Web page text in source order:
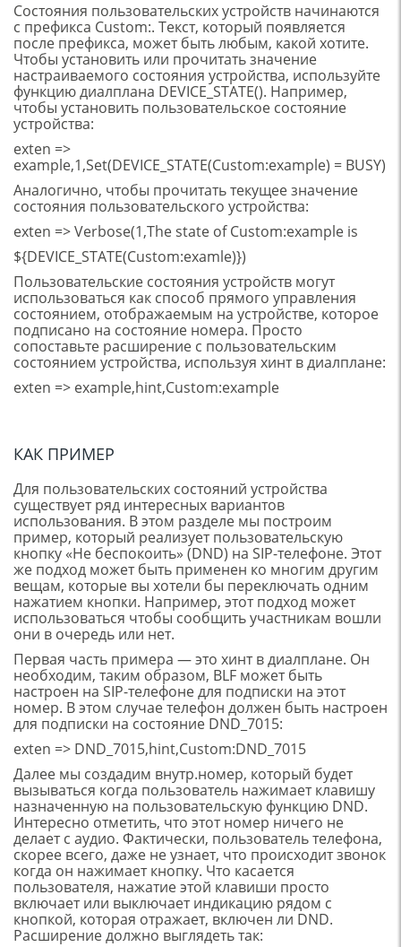
Состояния пользовательских устройств начинаются
с префикса Custom:. Текст, который появляется
после префикса, может быть любым, какой хотите.
Чтобы установить или прочитать значение
настраиваемого состояния устройства, используйте
функцию диалплана DEVICE_STATE(). Например,
чтобы установить пользовательское состояние
устройства:
exten =>
example,1,Set(DEVICE_STATE(Custom:example) = BUSY)
Аналогично, чтобы прочитать текущее значение
состояния пользовательского устройства:
exten => Verbose(1,The state of Custom:example is
${DEVICE_STATE(Custom:examle)})
Пользовательские состояния устройств могут
использоваться как способ прямого управления
состоянием, отображаемым на устройстве, которое
подписано на состояние номера. Просто
сопоставьте расширение с пользовательским
состоянием устройства, используя хинт в диалплане:
exten => example,hint,Custom:example
КАК ПРИМЕР
Для пользовательских состояний устройства
существует ряд интересных вариантов
использования. В этом разделе мы построим
пример, который реализует пользовательскую
кнопку «Не беспокоить» (DND) на SIP-телефоне. Этот
же подход может быть применен ко многим другим
вещам, которые вы хотели бы переключать одним
нажатием кнопки. Например, этот подход может
использоваться чтобы сообщить участникам вошли
они в очередь или нет.
Первая часть примера — это хинт в диалплане. Он
необходим, таким образом, BLF может быть
настроен на SIP-телефоне для подписки на этот
номер. В этом случае телефон должен быть настроен
для подписки на состояние DND_7015:
exten => DND_7015,hint,Custom:DND_7015
Далее мы создадим внутр.номер, который будет
вызываться когда пользователь нажимает клавишу
назначенную на пользовательскую функцию DND.
Интересно отметить, что этот номер ничего не
делает с аудио. Фактически, пользователь телефона,
скорее всего, даже не узнает, что происходит звонок
когда он нажимает кнопку. Что касается
пользователя, нажатие этой клавиши просто
включает или выключает индикацию рядом с
кнопкой, которая отражает, включен ли DND.
Расширение должно выглядеть так: